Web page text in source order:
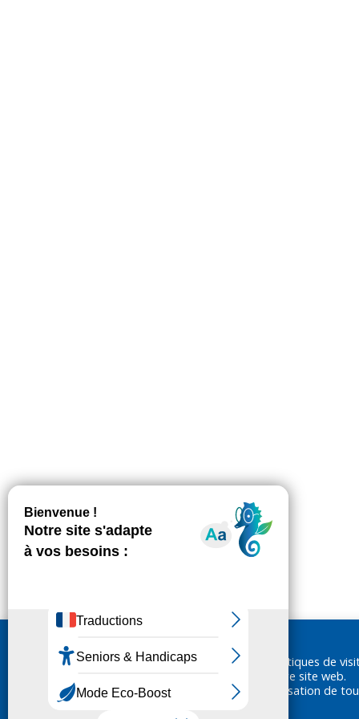
Nous utilisons des cookies pour réaliser des statistiques de
ainsi vous garantir la meilleure expérience sur notre site web.
En cliquant sur «Accepter», vous consentez à l'utilisation de
cookies.En savoir plus